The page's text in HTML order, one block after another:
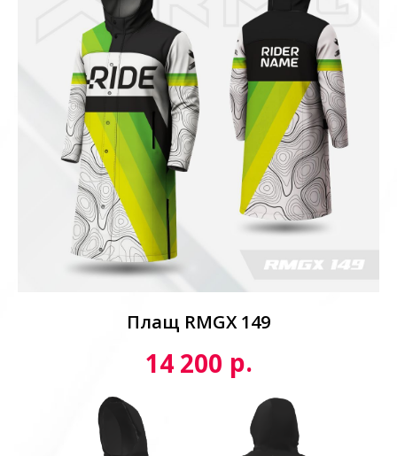
Плащ RMGX 149
14 200 р.